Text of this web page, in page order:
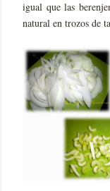
igual que las
natural en trozos de